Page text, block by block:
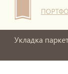
Укладка